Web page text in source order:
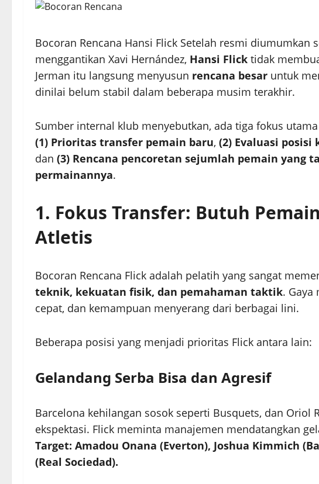
Bocoran Rencana Hansi Flick Setelah resmi diumumkan
menggantikan Xavi Hernández, Hansi Flick tidak
Jerman itu langsung menyusun rencana besar untuk
dinilai belum stabil dalam beberapa musim terakhir.
Sumber internal klub menyebutkan, ada tiga fokus
(1) Prioritas transfer pemain baru, (2) Evaluasi
dan (3) Rencana pencoretan sejumlah pemain yang
permainannya.
1. Fokus Transfer: Butuh
Atletis
Bocoran Rencana Flick adalah pelatih yang sangat
teknik, kekuatan fisik, dan pemahaman taktik. Gaya
cepat, dan kemampuan menyerang dari berbagai lini.
Beberapa posisi yang menjadi prioritas Flick antara lain:
Gelandang Serba Bisa dan Agresif
Barcelona kehilangan sosok seperti Busquets, dan
ekspektasi. Flick meminta manajemen mendatangkan
Target: Amadou Onana (Everton), Joshua Kimmich
(Real Sociedad).